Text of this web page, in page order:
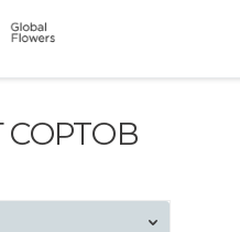
СОРТОВ